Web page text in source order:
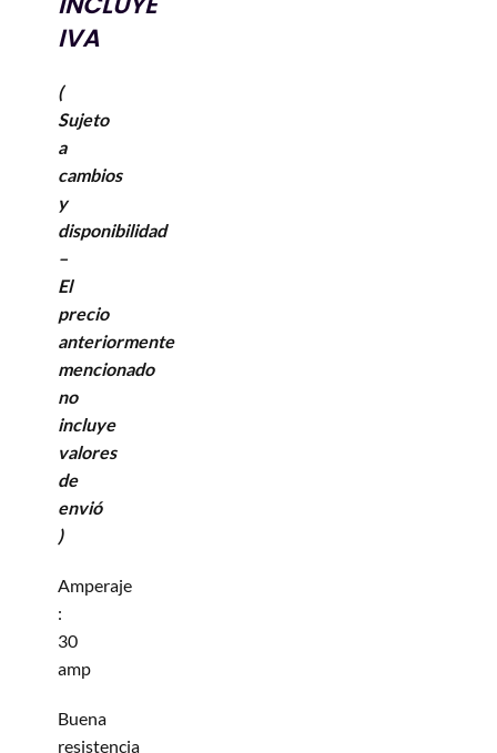
IVA
(
Sujeto
a
cambios
y
disponibilidad
–
El
precio
anteriormente
mencionado
no
incluye
valores
de
envió
)
Amperaje
:
30
amp
Buena
resistencia